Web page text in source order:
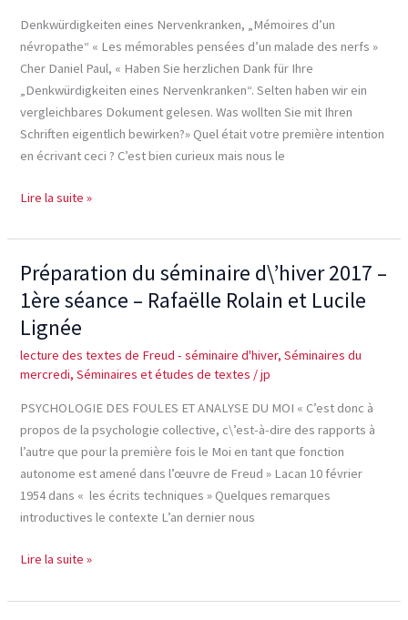
Denkwürdigkeiten eines Nervenkranken, „Mémoires d’un
névropathe“ « Les mémorables pensées d’un malade des nerfs »
Cher Daniel Paul, « Haben Sie herzlichen Dank für Ihre
„Denkwürdigkeiten eines Nervenkranken“. Selten haben wir ein
vergleichbares Dokument gelesen. Was wollten Sie mit Ihren
Schriften eigentlich bewirken?» Quel était votre première intention
en écrivant ceci ? C’est bien curieux mais nous le
était
Daniel
Paul
Schreber ?
(séminaire
d\’hiver
ALI
Lire la suite »
Préparation du séminaire d\’hiver 2017 –
1ère séance – Rafaëlle Rolain et Lucile
Lignée
lecture des textes de Freud - séminaire d'hiver,Séminaires du
mercredi,Séminaires et études de textes /jp
PSYCHOLOGIE DES FOULES ET ANALYSE DU MOI « C’est donc à
propos de la psychologie collective, c\’est-à-dire des rapports à
l’autre que pour la première fois le Moi en tant que fonction
autonome est amené dans l’œuvre de Freud » Lacan 10 février
1954 dans « les écrits techniques » Quelques remarques
introductives le contexte L’an dernier nous
Préparation
du
séminaire
d\’hiver
2017
–
1ère
–
Rafaëlle
Rolain
et
Lignée
Lire la suite »